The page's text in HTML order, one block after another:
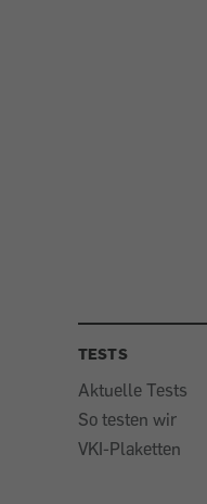
TESTS
Aktuelle Tests
So testen wir
VKI-Plaketten